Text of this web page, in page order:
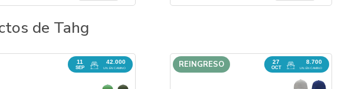
de Tahg
11
SEP
42.000
UN. EN CAMINO
27
OCT
8.700
UN. EN CAMINO
REINGRESO